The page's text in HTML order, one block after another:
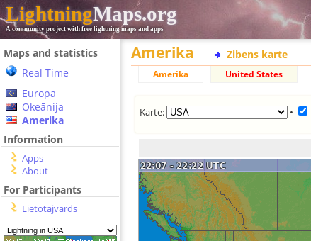
LightningMaps.org
A community project with free lightning maps and apps
Maps and statistics
Real Time
Europa
Okeānija
Amerika
Information
Apps
About
For Participants
Lietotājvārds
Amerika Zibens karte
Amerika United States
Karte: •